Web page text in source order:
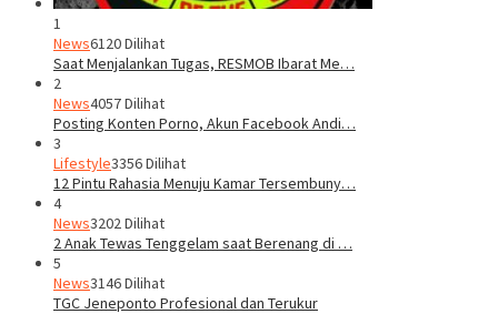
1
News6120 Dilihat
Saat Menjalankan Tugas, RESMOB Ibarat Me…
2
News4057 Dilihat
Posting Konten Porno, Akun Facebook Andi…
3
Lifestyle3356 Dilihat
12 Pintu Rahasia Menuju Kamar Tersembuny…
4
News3202 Dilihat
2 Anak Tewas Tenggelam saat Berenang di …
5
News3146 Dilihat
TGC Jeneponto Profesional dan Terukur